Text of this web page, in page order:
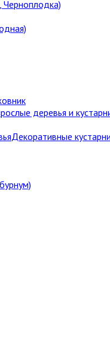
Черноплодка)
деревья и
Декоративные